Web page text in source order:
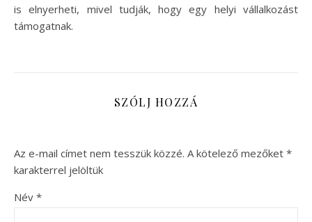
is elnyerheti, mivel tudják, hogy egy helyi vállalkozást
támogatnak.
SZÓLJ HOZZÁ
Az e-mail címet nem tesszük közzé. A kötelező mezőket *
karakterrel jelöltük
Név *